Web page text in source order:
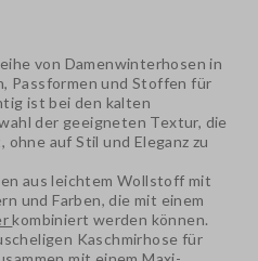
von Damenwinterhosen in
Passformen und Stoffen für
ist bei den kalten
der geeigneten Textur, die
auf Stil und Eleganz zu
aus leichtem Wollstoff mit
und Farben, die mit einem
kombiniert werden können.
Kaschmirhose für